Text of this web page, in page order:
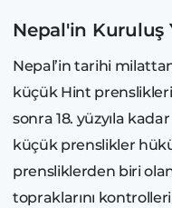
Nepal'in Kuruluş
Nepal’in tarihi
küçük Hint
sonra 18. yüzyıla
küçük prenslikler
prensliklerden biri olan
topraklarını kontrolleri